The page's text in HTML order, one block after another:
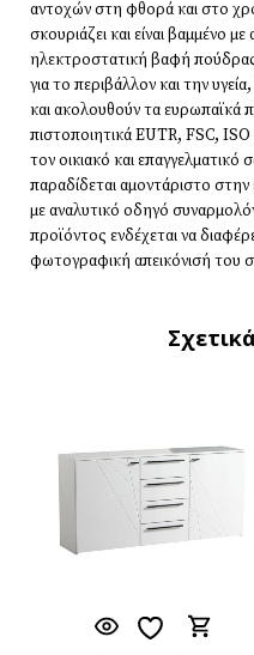
αντοχών στη φθορά και στο
σκουριάζει και είναι βαμμένο
ηλεκτροστατική βαφή
για το περιβάλλον και την
και ακολουθούν τα ευρωπαϊκά
πιστοποιητικά EUTR, FSC, ISO
τον οικιακό και
παραδίδεται αμοντάριστο
με αναλυτικό οδηγό
προϊόντος ενδέχεται να
φωτογραφική απεικόνισή του